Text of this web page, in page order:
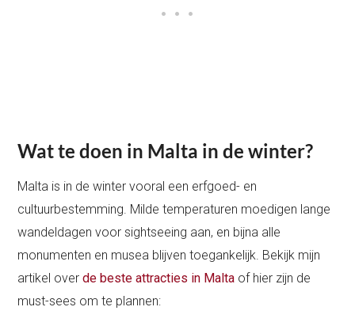
Wat te doen in Malta in de winter?
Malta is in de winter vooral een erfgoed- en
cultuurbestemming. Milde temperaturen moedigen lange
wandeldagen voor sightseeing aan, en bijna alle
monumenten en musea blijven toegankelijk. Bekijk mijn
artikel overde beste attracties in Malta of hier zijn de
must-sees om te plannen: